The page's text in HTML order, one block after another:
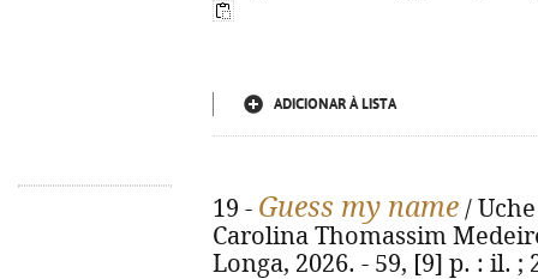
ADICIONAR À LISTA
19 - Guess my name /
Carolina Thomassim
Longa, 2026. - 59, [9] p. : il. ;